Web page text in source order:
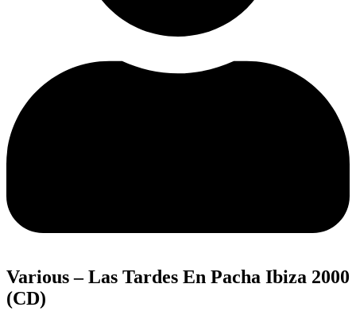
Various – Las Tardes En Pacha Ibiza 2000
(CD)